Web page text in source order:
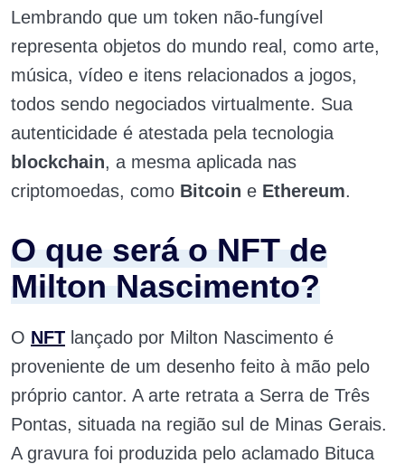
Lembrando que um token não-fungível
representa objetos do mundo real, como arte,
música, vídeo e itens relacionados a jogos,
todos sendo negociados virtualmente. Sua
autenticidade é atestada pela tecnologia
blockchain, a mesma aplicada nas
criptomoedas, como Bitcoin e Ethereum.
O que será o NFT de
Milton Nascimento?
O NFT lançado por Milton Nascimento é
proveniente de um desenho feito à mão pelo
próprio cantor. A arte retrata a Serra de Três
Pontas, situada na região sul de Minas Gerais.
A gravura foi produzida pelo aclamado Bituca